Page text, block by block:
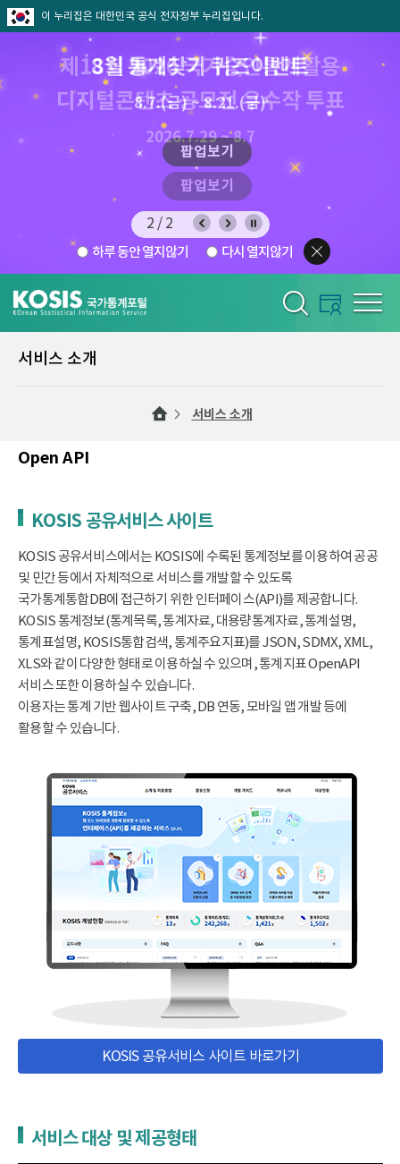
이 누리집은 대한민국 공식 전자정부 누리집입니다.
제13회 2026 국가승인통계활용
디지털콘텐츠 공모전 우수작 투표
2026.7.29 ~ 8.7
팝업보기
8월 통계찾기 퀴즈이벤트
8.7.(금) ~ 8.21.(금)
팝업보기
2/2
하루 동안 열지않기 다시 열지않기
서비스 소개
서비스 소개
Open API
KOSIS 공유서비스 사이트
KOSIS 공유서비스에서는 KOSIS에 수록된 통계정보를 이용하여 공공
및 민간 등에서 자체적으로 서비스를 개발할 수 있도록
국가통계통합DB에 접근하기 위한 인터페이스(API)를 제공합니다.
KOSIS 통계정보(통계목록, 통계자료, 대용량통계자료, 통계설명,
통계표설명, KOSIS통합검색, 통계주요지표)를 JSON, SDMX, XML,
XLS와 같이 다양한 형태로 이용하실 수 있으며, 통계지표 OpenAPI
서비스 또한 이용하실 수 있습니다.
이용자는 통계 기반 웹사이트 구축, DB 연동, 모바일 앱 개발 등에
활용할 수 있습니다.
KOSIS 공유서비스 사이트 바로가기
서비스 대상 및 제공형태